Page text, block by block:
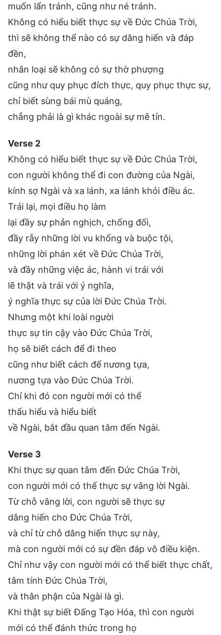
muốn lẩn tránh, cũng như né tránh.
Không có hiểu biết thực sự về Đức Chúa Trời,
thì sẽ không thể nào có sự dâng hiến và đáp
đền,
nhân loại sẽ không có sự thờ phượng
cũng như quy phục đích thực, quy phục thực sự,
chỉ biết sùng bái mù quáng,
chẳng phải là gì khác ngoài sự mê tín.
Verse 2
Không có hiểu biết thực sự về Đức Chúa Trời,
con người không thể đi con đường của Ngài,
kính sợ Ngài và xa lánh, xa lánh khỏi điều ác.
Trái lại, mọi điều họ làm
lại đầy sự phản nghịch, chống đối,
đầy rẫy những lời vu khống và buộc tội,
những lời phán xét về Đức Chúa Trời,
và đầy những việc ác, hành vi trái với
lẽ thật và trái với ý nghĩa,
ý nghĩa thực sự của lời Đức Chúa Trời.
Nhưng một khi loài người
thực sự tin cậy vào Đức Chúa Trời,
họ sẽ biết cách để đi theo
cũng như biết cách để nương tựa,
nương tựa vào Đức Chúa Trời.
Chỉ khi đó con người mới có thể
thấu hiểu và hiểu biết
về Ngài, bắt đầu quan tâm đến Ngài.
Verse 3
Khi thực sự quan tâm đến Đức Chúa Trời,
con người mới có thể thực sự vâng lời Ngài.
Từ chỗ vâng lời, con người sẽ thực sự
dâng hiến cho Đức Chúa Trời,
và chỉ từ chỗ dâng hiến thực sự này,
mà con người mới có sự đền đáp vô điều kiện.
Chỉ như vậy con người mới có thể biết thực chất,
tâm tính Đức Chúa Trời,
và thân phận của Ngài là gì.
Khi thật sự biết Đấng Tạo Hóa, thì con người
mới có thể đánh thức trong họ